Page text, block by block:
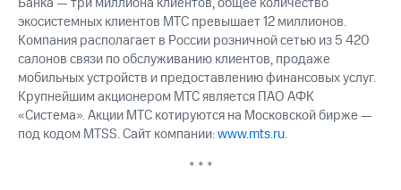
экосистемных клиентов МТС превышает 12 миллионов.
Компания располагает в России розничной сетью из 5 420
салонов связи по обслуживанию клиентов, продаже
мобильных устройств и предоставлению финансовых услуг.
Крупнейшим акционером МТС является ПАО АФК
«Система». Акции МТС котируются на Московской бирже —
под кодом MTSS. Сайт компании:www.mts.ru.
* * *